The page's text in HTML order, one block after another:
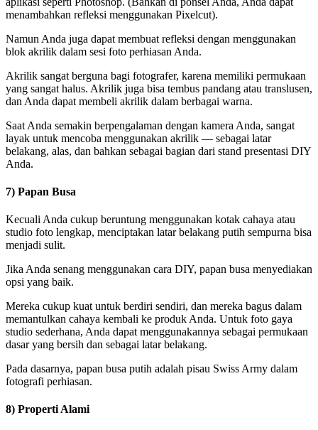
menambahkan refleksi menggunakan Pixelcut).
Namun Anda juga dapat membuat refleksi dengan menggunakan
blok akrilik dalam sesi foto perhiasan Anda.
Akrilik sangat berguna bagi fotografer, karena memiliki permukaan
yang sangat halus. Akrilik juga bisa tembus pandang atau translusen,
dan Anda dapat membeli akrilik dalam berbagai warna.
Saat Anda semakin berpengalaman dengan kamera Anda, sangat
layak untuk mencoba menggunakan akrilik — sebagai latar
belakang, alas, dan bahkan sebagai bagian dari stand presentasi DIY
Anda.
7) Papan Busa
Kecuali Anda cukup beruntung menggunakan kotak cahaya atau
studio foto lengkap, menciptakan latar belakang putih sempurna bisa
menjadi sulit.
Jika Anda senang menggunakan cara DIY, papan busa menyediakan
opsi yang baik.
Mereka cukup kuat untuk berdiri sendiri, dan mereka bagus dalam
memantulkan cahaya kembali ke produk Anda. Untuk foto gaya
studio sederhana, Anda dapat menggunakannya sebagai permukaan
dasar yang bersih dan sebagai latar belakang.
Pada dasarnya, papan busa putih adalah pisau Swiss Army dalam
fotografi perhiasan.
8) Properti Alami